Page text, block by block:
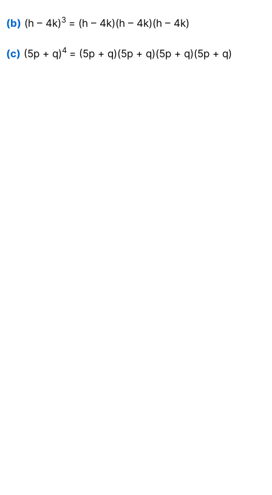
(b) (h – 4k)3 = (h – 4k)(h – 4k)(h – 4k)
(c) (5p + q)4 = (5p + q)(5p + q)(5p + q)(5p + q)